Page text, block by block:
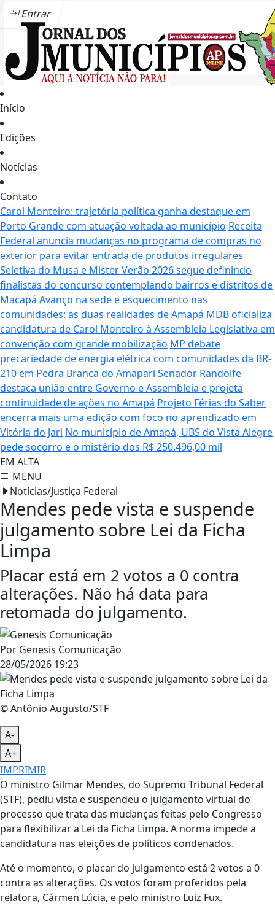
Entrar
Início
Edições
Notícias
Contato
Carol Monteiro: trajetória política ganha destaque em
Porto Grande com atuação voltada ao município Receita
Federal anuncia mudanças no programa de compras no
exterior para evitar entrada de produtos irregulares
Seletiva do Musa e Mister Verão 2026 segue definindo
finalistas do concurso contemplando bairros e distritos de
Macapá Avanço na sede e esquecimento nas
comunidades: as duas realidades de Amapá MDB oficializa
candidatura de Carol Monteiro à Assembleia Legislativa em
convenção com grande mobilização MP debate
precariedade de energia elétrica com comunidades da BR-
210 em Pedra Branca do Amapari Senador Randolfe
destaca união entre Governo e Assembleia e projeta
continuidade de ações no Amapá Projeto Férias do Saber
encerra mais uma edição com foco no aprendizado em
Vitória do Jari No município de Amapá, UBS do Vista Alegre
pede socorro e o mistério dos R$ 250.496,00 mil
EM ALTA
MENU
Notícias/Justiça Federal
Mendes pede vista e suspende
julgamento sobre Lei da Ficha
Limpa
Placar está em 2 votos a 0 contra
alterações. Não há data para
retomada do julgamento.
Por Genesis Comunicação
28/05/2026 19:23
© Antônio Augusto/STF
A-
A+
IMPRIMIR
O ministro Gilmar Mendes, do Supremo Tribunal Federal
(STF), pediu vista e suspendeu o julgamento virtual do
processo que trata das mudanças feitas pelo Congresso
para flexibilizar a Lei da Ficha Limpa. A norma impede a
candidatura nas eleições de políticos condenados.
Até o momento, o placar do julgamento está 2 votos a 0
contra as alterações. Os votos foram proferidos pela
relatora, Cármen Lúcia, e pelo ministro Luiz Fux.